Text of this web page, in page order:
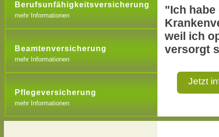
Berufsunfähigkeitsversicherung
mehr Informationen
Beamtenversicherung
mehr Informationen
Pflegeversicherung
mehr Informationen
"Ich habe
weil ich
versorgt
Jetzt